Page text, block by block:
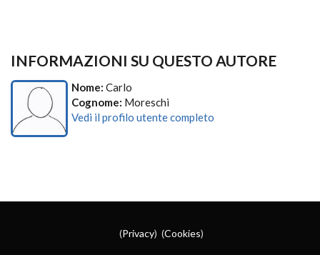
INFORMAZIONI SU QUESTO AUTORE
Nome: Carlo
Cognome: Moreschi
Vedi il profilo utente completo
(Privacy) (Cookies)